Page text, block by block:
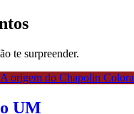
te surpreender.
UM